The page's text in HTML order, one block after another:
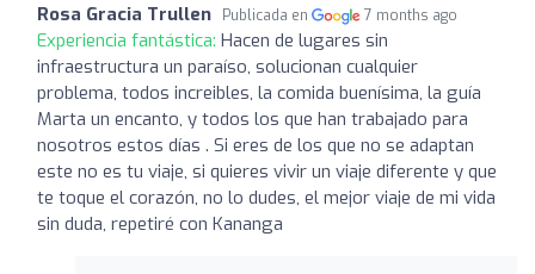
Rosa Gracia Trullen Publicada en 7 months ago
Experiencia fantástica: Hacen de lugares sin
infraestructura un paraíso, solucionan cualquier
problema, todos increibles, la comida buenísima, la guía
Marta un encanto, y todos los que han trabajado para
nosotros estos días . Si eres de los que no se adaptan
este no es tu viaje, si quieres vivir un viaje diferente y que
te toque el corazón, no lo dudes, el mejor viaje de mi vida
sin duda, repetiré con Kananga